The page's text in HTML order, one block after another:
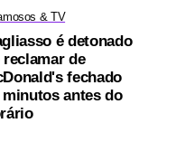
& TV
é detonado
reclamar de
fechado
minutos antes do